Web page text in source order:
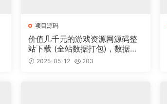
项目源码
价值几千元的游戏资源网源码整
站下载 (全站数据打包)，数据里
面有200多个宝贝。
2025-05-12 203